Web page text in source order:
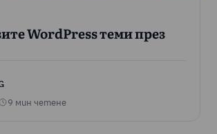
WordPress теми през
9 мин четене